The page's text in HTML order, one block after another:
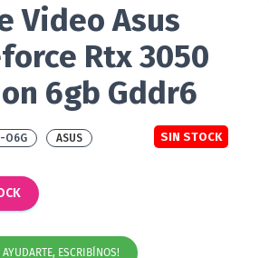
Video Asus
Rtx 3050
6gb Gddr6
O6G SIN STOCK
ASUS
AYUDARTE, ESCRIBÍNOS!